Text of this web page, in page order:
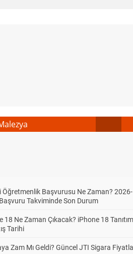
Öğretmenlik Başvurusu Ne Zaman? 2026-
Takviminde Son Durum
18 Ne Zaman Çıkacak? iPhone 18 Tanıtım
Tarihi
Zam Mı Geldi? Güncel JTI Sigara